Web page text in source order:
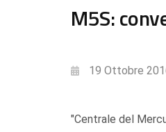
M5S:
19 Ottobre
"Centrale del